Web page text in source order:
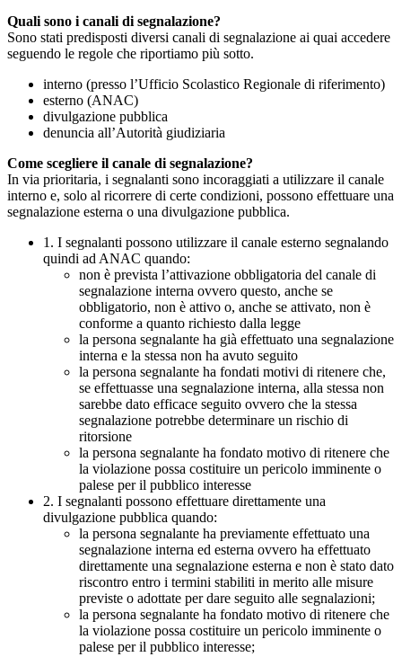
Quali sono i canali di segnalazione?
Sono stati predisposti diversi canali di segnalazione ai quai accedere
seguendo le regole che riportiamo più sotto.
interno (presso l’Ufficio Scolastico Regionale di riferimento)
esterno (ANAC)
divulgazione pubblica
denuncia all’Autorità giudiziaria
Come scegliere il canale di segnalazione?
In via prioritaria, i segnalanti sono incoraggiati a utilizzare il canale
interno e, solo al ricorrere di certe condizioni, possono effettuare una
segnalazione esterna o una divulgazione pubblica.
1. I segnalanti possono utilizzare il canale esterno segnalando
quindi ad ANAC quando:
non è prevista l’attivazione obbligatoria del canale di
segnalazione interna ovvero questo, anche se
obbligatorio, non è attivo o, anche se attivato, non è
conforme a quanto richiesto dalla legge
la persona segnalante ha già effettuato una segnalazione
interna e la stessa non ha avuto seguito
la persona segnalante ha fondati motivi di ritenere che,
se effettuasse una segnalazione interna, alla stessa non
sarebbe dato efficace seguito ovvero che la stessa
segnalazione potrebbe determinare un rischio di
ritorsione
la persona segnalante ha fondato motivo di ritenere che
la violazione possa costituire un pericolo imminente o
palese per il pubblico interesse
2. I segnalanti possono effettuare direttamente una
divulgazione pubblica quando:
la persona segnalante ha previamente effettuato una
segnalazione interna ed esterna ovvero ha effettuato
direttamente una segnalazione esterna e non è stato dato
riscontro entro i termini stabiliti in merito alle misure
previste o adottate per dare seguito alle segnalazioni;
la persona segnalante ha fondato motivo di ritenere che
la violazione possa costituire un pericolo imminente o
palese per il pubblico interesse;